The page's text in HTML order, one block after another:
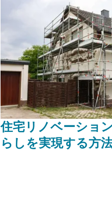
住宅リノベーショ
らしを実現する方